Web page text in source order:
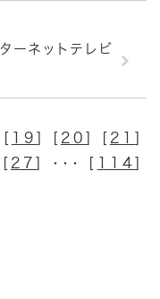
ーネットテレビ
19 20 21
27 ] ･･･ [ 114